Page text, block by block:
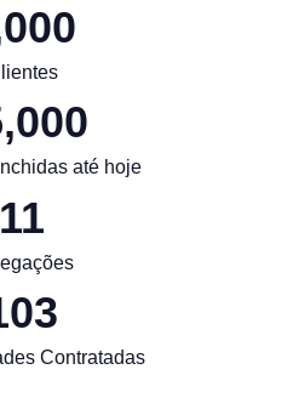
até hoje
11
Contratadas